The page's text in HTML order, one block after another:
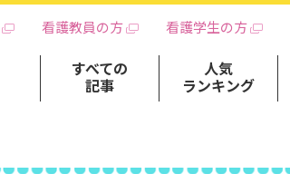
看護教員の方 看護学生の方
すべての
記事
人気
ランキング